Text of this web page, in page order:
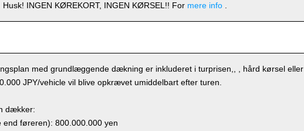
INGEN KØREKORT, INGEN KØRSEL!! For mere info
med grundlæggende dækning er inkluderet i turprisen,, , hård kørsel eller
JPY/vehicle vil blive opkrævet umiddelbart efter turen.
dækker:
end føreren): 800.000.000 yen